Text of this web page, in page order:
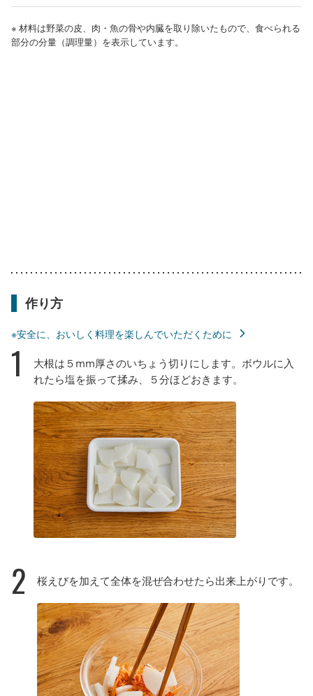
※ 材料は野菜の皮、肉・魚の骨や内臓を取り除いたもので、食べられる
部分の分量（調理量）を表示しています。
作り方
※安全に、おいしく料理を楽しんでいただくために
1
大根は５mm厚さのいちょう切りにします。ボウルに入
れたら塩を振って揉み、５分ほどおきます。
2 桜えびを加えて全体を混ぜ合わせたら出来上がりです。